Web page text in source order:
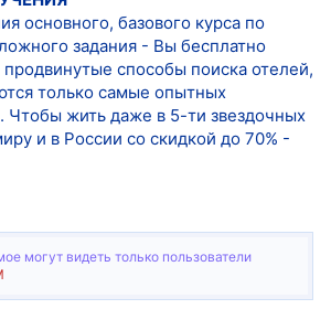
основного, базового курса по
задания - Вы бесплатно
способы поиска отелей,
только самые опытных
Чтобы жить даже в 5-ти звездочных
и в России со скидкой до 70% -
могут видеть только пользователи